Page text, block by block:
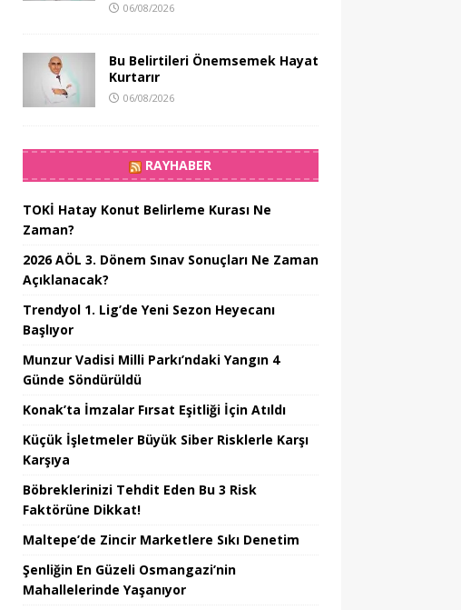
06/08/2026
Bu Belirtileri Önemsemek Hayat
Kurtarır
06/08/2026
RAYHABER
TOKİ Hatay Konut Belirleme Kurası Ne
Zaman?
2026 AÖL 3. Dönem Sınav Sonuçları Ne Zaman
Açıklanacak?
Trendyol 1. Lig’de Yeni Sezon Heyecanı
Başlıyor
Munzur Vadisi Milli Parkı’ndaki Yangın 4
Günde Söndürüldü
Konak’ta İmzalar Fırsat Eşitliği İçin Atıldı
Küçük İşletmeler Büyük Siber Risklerle Karşı
Karşıya
Böbreklerinizi Tehdit Eden Bu 3 Risk
Faktörüne Dikkat!
Maltepe’de Zincir Marketlere Sıkı Denetim
Şenliğin En Güzeli Osmangazi’nin
Mahallelerinde Yaşanıyor